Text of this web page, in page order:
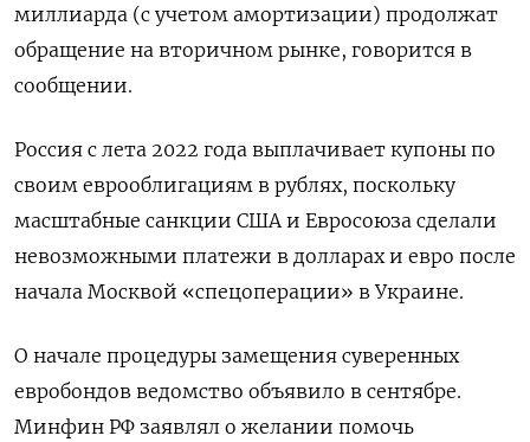
миллиарда (с учетом амортизации) продолжат
обращение на вторичном рынке, говорится в
сообщении.
Россия с лета 2022 года выплачивает купоны по
своим еврооблигациям в рублях, поскольку
масштабные санкции США и Евросоюза сделали
невозможными платежи в долларах и евро после
начала Москвой «спецоперации» в Украине.
О начале процедуры замещения суверенных
евробондов ведомство объявило в сентябре.
Минфин РФ заявлял о желании помочь